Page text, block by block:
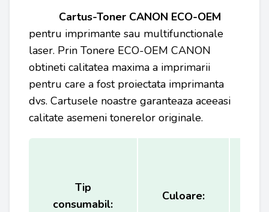
Cartus-Toner CANON ECO-OEM
pentru imprimante sau multifunctionale
laser. Prin Tonere ECO-OEM CANON
obtineti calitatea maxima a imprimarii
pentru care a fost proiectata imprimanta
dvs. Cartusele noastre garanteaza aceeasi
calitate asemeni tonerelor originale.
Tip
consumabil:
Culoare: